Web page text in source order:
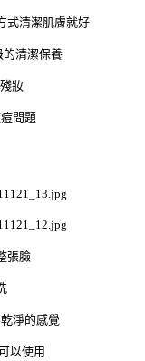
式清潔肌膚就好
的清潔保養
妝
問題
張臉
淨的感覺
以使用